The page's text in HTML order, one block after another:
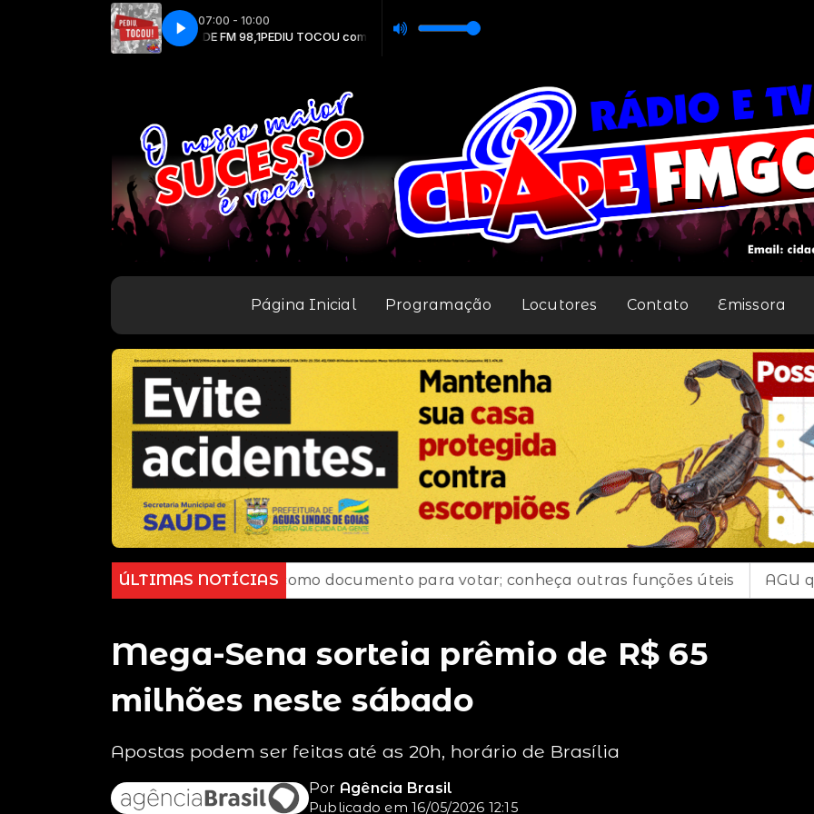
07:00 - 10:00
TOCOU com RADIO CIDADE FM 98,1PEDIU TOCOU com RADIO CIDADE FM 98,1
CIDADE FM CIDADE FM
Página Inicial Programação Locutores Contato Emissora
ÚLTIMAS NOTÍCIAS
E-Título serve como documento para votar; conheça outras funções úteis AGU quer
Mega-Sena sorteia prêmio de R$ 65
milhões neste sábado
Apostas podem ser feitas até as 20h, horário de Brasília
Por Agência Brasil
Publicado em 16/05/2026 12:15